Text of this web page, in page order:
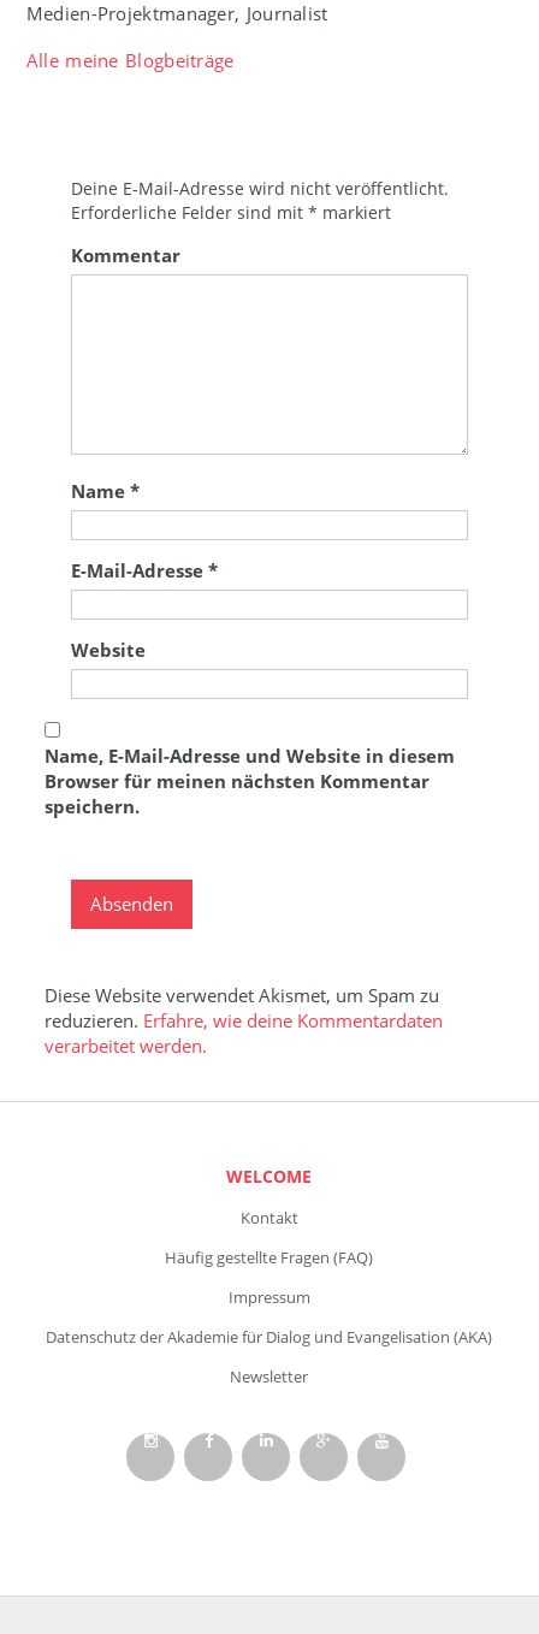
Medien-Projektmanager, Journalist
Alle meine Blogbeiträge
Deine E-Mail-Adresse wird nicht veröffentlicht.
Erforderliche Felder sind mit* markiert
Kommentar
Name*
E-Mail-Adresse*
Website
Name, E-Mail-Adresse und Website in diesem
Browser für meinen nächsten Kommentar
speichern.
Diese Website verwendet Akismet, um Spam zu
reduzieren. Erfahre, wie deine Kommentardaten
verarbeitet werden.
WELCOME
Kontakt
Häufig gestellte Fragen (FAQ)
Impressum
Datenschutz der Akademie für Dialog und Evangelisation (AKA)
Newsletter